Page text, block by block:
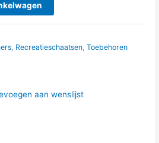
, Recreatieschaatsen,Toebehoren
aan wenslijst